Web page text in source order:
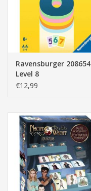
Ravensburger 208654
Level 8
€12,99